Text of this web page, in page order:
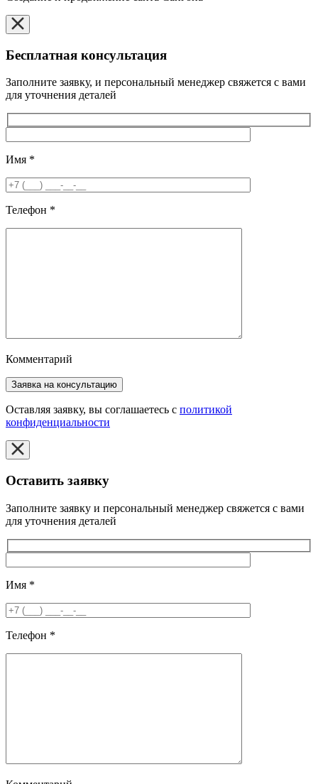
Бесплатная консультация
Заполните заявку, и персональный менеджер свяжется с вами
для уточнения деталей
Имя *
Телефон *
Комментарий
Оставляя заявку, вы соглашаетесь с политикой
конфиденциальности
Оставить заявку
Заполните заявку и персональный менеджер свяжется с вами
для уточнения деталей
Имя *
Телефон *